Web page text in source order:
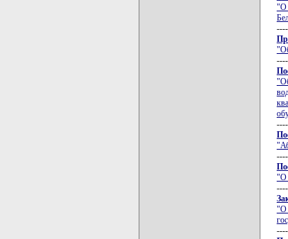
"О
"О
"О